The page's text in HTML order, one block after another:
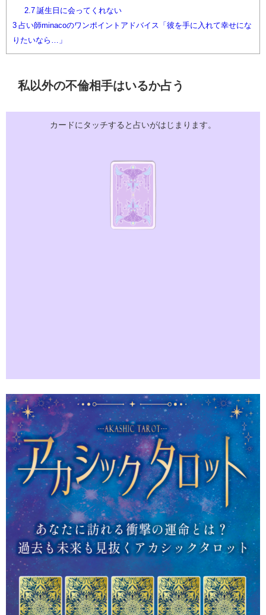
2.7誕生日に会ってくれない
3 占い師minacoのワンポイントアドバイス「彼を手に入れて幸せにな
りたいなら…」
私以外の不倫相手はいるか占う
カードにタッチすると占いがはじまります。